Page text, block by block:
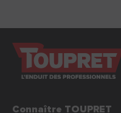
Connaître TOUPRET